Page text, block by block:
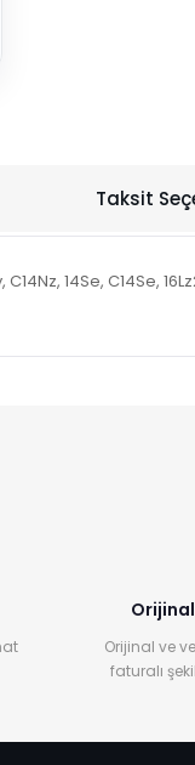
Taksit
14Se, C14Se,
Orijinal ve
faturalı